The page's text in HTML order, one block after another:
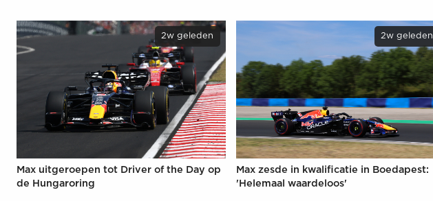
2w geleden
Max uitgeroepen tot Driver of the Day op
de Hungaroring
2w geleden
Max zesde in kwalificatie in Boedapest:
'Helemaal waardeloos'